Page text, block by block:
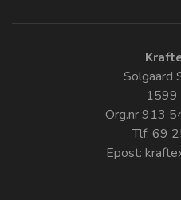
Solgaard
1599
Org.nr 913
Tlf: 69
Epost: